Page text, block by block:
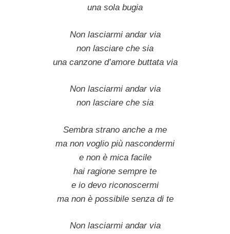
una sola bugia
Non lasciarmi andar via
non lasciare che sia
una canzone d’amore buttata via
Non lasciarmi andar via
non lasciare che sia
Sembra strano anche a me
ma non voglio più nascondermi
e non è mica facile
hai ragione sempre te
e io devo riconoscermi
ma non è possibile senza di te
Non lasciarmi andar via